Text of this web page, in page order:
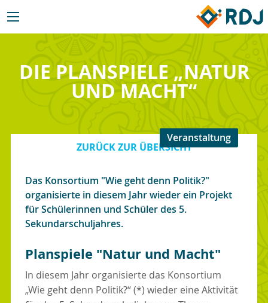
DIE PLANSPIELE „NATUR
UND MACHT“
Veranstaltung
ZURÜCK ZUR ÜBERSICHT
Das Konsortium "Wie geht denn Politik?"
organisierte in diesem Jahr wieder ein Projekt
für Schülerinnen und Schüler des 5.
Sekundarschuljahres.
Planspiele "Natur und Macht"
In diesem Jahr organisierte das Konsortium
„Wie geht denn Politik?“ (*) wieder eine Aktivität